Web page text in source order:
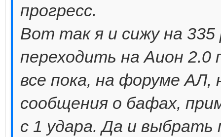
прогресс.
Вот так я и сижу на 335
переходить на Аион 2.0
все пока, на форуме АЛ,
сообщения о бафах,
с 1 удара. Да и выбрать